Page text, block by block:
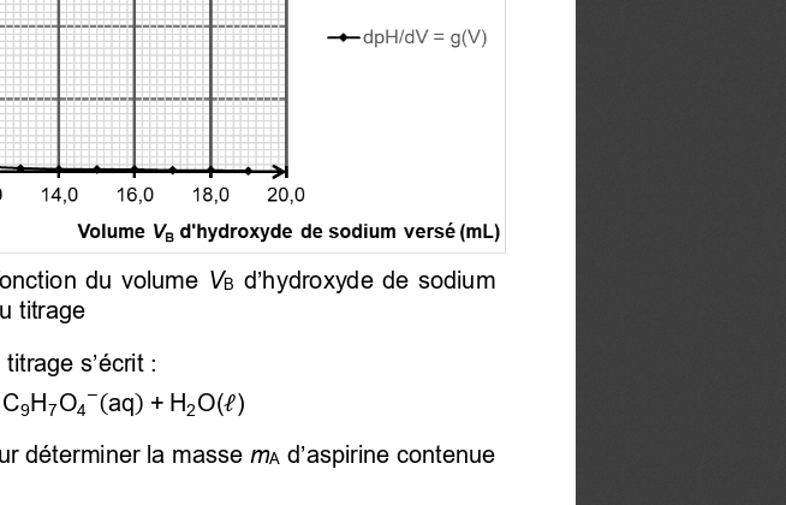
fonction  du  volume
VB d’hydroxyde de sodium
titrage
s’écrit :
C9H7O4
–(aq) + H2O(ℓ )
déterminer la masse mA d’aspirine contenue